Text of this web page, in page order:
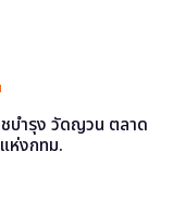
บำรุง วัดญวน ตลาด
ห่งกทม.